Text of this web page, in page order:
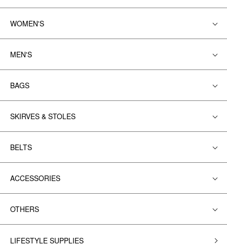
WOMEN'S
MEN'S
BAGS
SKIRVES & STOLES
BELTS
ACCESSORIES
OTHERS
LIFESTYLE SUPPLIES